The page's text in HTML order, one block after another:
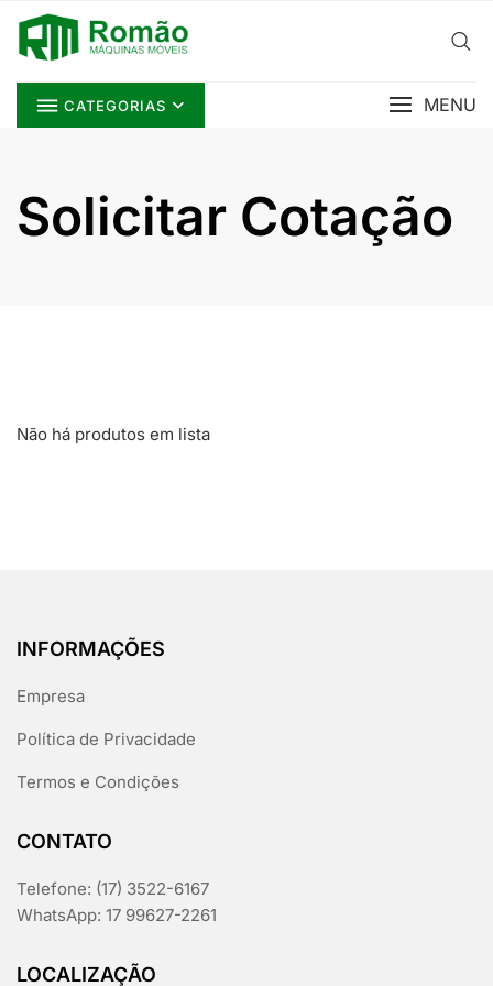
content
CATEGORIAS MENU
Solicitar Cotação
Não há produtos em lista
INFORMAÇÕES
Empresa
Política de Privacidade
Termos e Condições
CONTATO
Telefone: (17) 3522-6167
WhatsApp: 17 99627-2261
LOCALIZAÇÃO